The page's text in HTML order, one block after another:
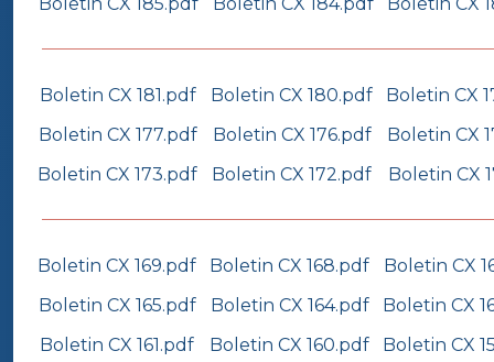
Boletin CX 181.pdf Boletin CX 180.pdf
Boletin CX
Boletin CX 177.pdf
Boletin CX 176.pdf
Boletin CX
Boletin CX 173.pdf
Boletin CX 172.pdf Boletin CX
Boletin CX 169.pdf Boletin CX 168.pdf
Boletin CX
Boletin CX 165.pdf
Boletin CX 164.pdf
Boletin CX
Boletin CX 161.pdf
Boletin CX 160.pdf Boletin CX